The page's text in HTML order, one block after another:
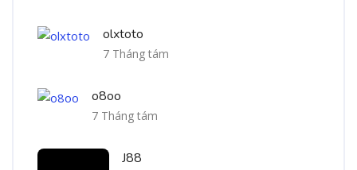
olxtoto
7 Tháng tám
o8oo
7 Tháng tám
J88